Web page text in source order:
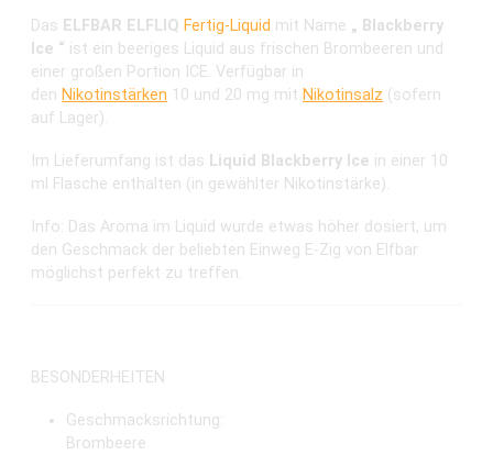
Das ELFBAR ELFLIQ Fertig-Liquid mit Name „ Blackberry
Ice “ ist ein beeriges Liquid aus frischen Brombeeren und
einer großen Portion ICE. Verfügbar in
den Nikotinstärken 10 und 20 mg mit Nikotinsalz (sofern
auf Lager).
Im Lieferumfang ist das Liquid Blackberry Ice in einer 10
ml Flasche enthalten (in gewählter Nikotinstärke).
Info: Das Aroma im Liquid wurde etwas höher dosiert, um
den Geschmack der beliebten Einweg E-Zig von Elfbar
möglichst perfekt zu treffen.
BESONDERHEITEN
Geschmacksrichtung:
Brombeere